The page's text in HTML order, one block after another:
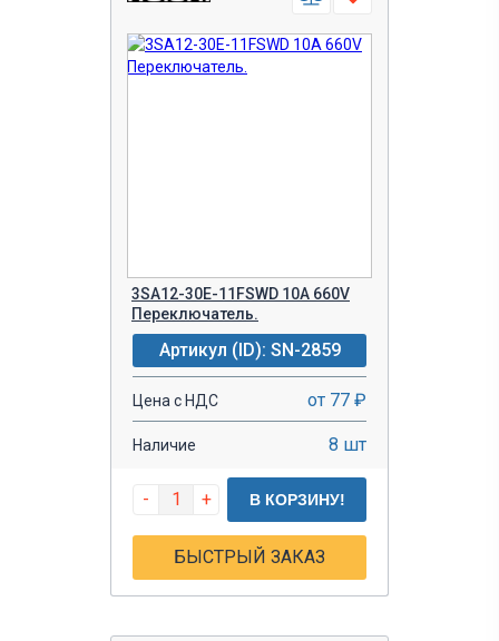
3SA12-30E-11FSWD 10A 660V
Переключатель.
Артикул (ID): SN-2859
Цена с НДС от 77 ₽
Наличие 8 шт
- + В КОРЗИНУ!
БЫСТРЫЙ ЗАКАЗ